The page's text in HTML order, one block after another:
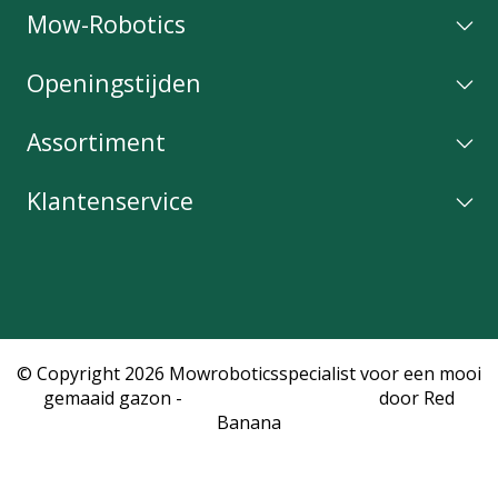
Mow-Robotics
Openingstijden
Assortiment
Klantenservice
© Copyright 2026 Mowroboticsspecialist voor een mooi
gemaaid gazon -
door Red
Banana